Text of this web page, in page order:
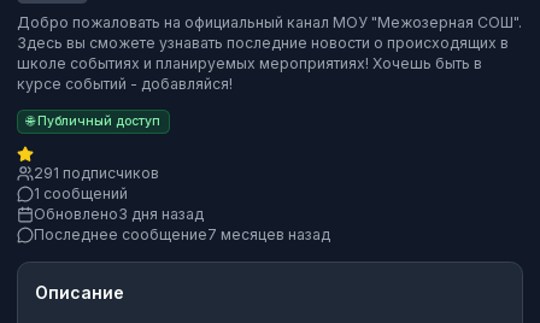
Добро пожаловать на официальный канал МОУ "Межозерная СОШ".
Здесь вы сможете узнавать последние новости о происходящих в
школе событиях и планируемых мероприятиях! Хочешь быть в
курсе событий - добавляйся!
🌐 Публичный доступ
291 подписчиков
1 сообщений
Обновлено3 дня назад
Последнее сообщение7 месяцев назад
Описание